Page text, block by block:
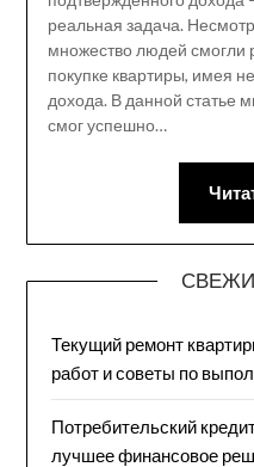
реальная задача.
множество людей смогли
покупке квартиры, имея
дохода. В данной статье
смог успешно…
Текущий ремонт
работ и советы по
Потребительский
лучшее финансовое